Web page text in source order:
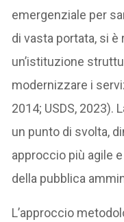
emergenziale per
di vasta portata, si
un’istituzione
modernizzare i
2014; USDS, 2023).
un punto di svolta,
approccio più agile
della pubblica
L’approccio